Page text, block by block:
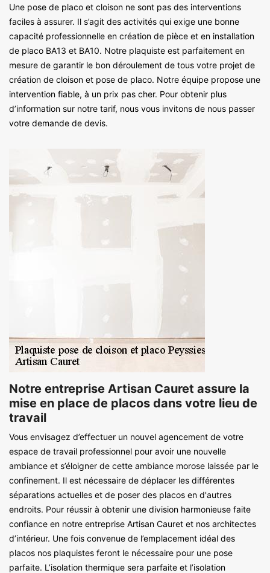
Une pose de placo et cloison ne sont pas des interventions
faciles à assurer. Il s’agit des activités qui exige une bonne
capacité professionnelle en création de pièce et en installation
de placo BA13 et BA10. Notre plaquiste est parfaitement en
mesure de garantir le bon déroulement de tous votre projet de
création de cloison et pose de placo. Notre équipe propose une
intervention fiable, à un prix pas cher. Pour obtenir plus
d’information sur notre tarif, nous vous invitons de nous passer
votre demande de devis.
Notre entreprise Artisan Cauret assure la
mise en place de placos dans votre lieu de
travail
Vous envisagez d’effectuer un nouvel agencement de votre
espace de travail professionnel pour avoir une nouvelle
ambiance et s’éloigner de cette ambiance morose laissée par le
confinement. Il est nécessaire de déplacer les différentes
séparations actuelles et de poser des placos en d'autres
endroits. Pour réussir à obtenir une division harmonieuse faite
confiance en notre entreprise Artisan Cauret et nos architectes
d’intérieur. Une fois convenue de l’emplacement idéal des
placos nos plaquistes feront le nécessaire pour une pose
parfaite. L’isolation thermique sera parfaite et l’isolation